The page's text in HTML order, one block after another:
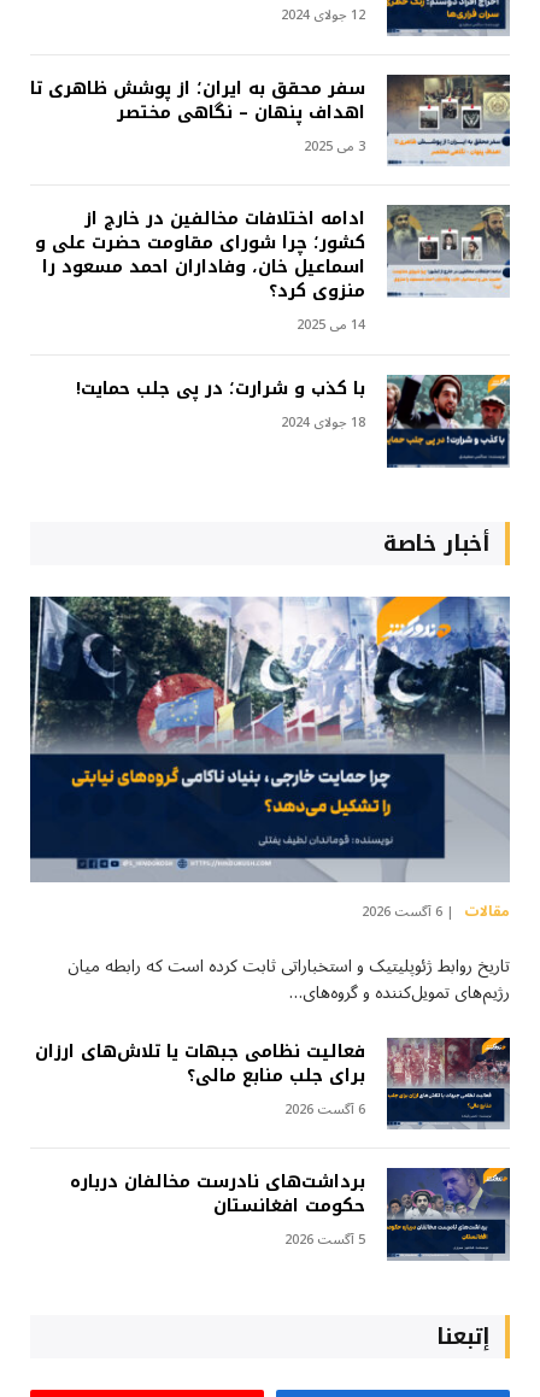
12 جولای 2024
سفر محقق به ایران؛ از پوشش ظاهری تا
اهداف پنهان – نگاهی مختصر
3 می 2025
ادامه اختلافات مخالفین در خارج از
کشور؛ چرا شورای مقاومت حضرت علی و
اسماعیل خان، وفاداران احمد مسعود را
منزوی کرد؟
14 می 2025
با کذب و شرارت؛ در پی جلب حمایت!
18 جولای 2024
أخبار خاصة
مقالات 6 آگست 2026
تاریخ روابط ژئوپلیتیک و استخباراتی ثابت کرده است که رابطه میان
رژیم‌های تمویل‌کننده و گروه‌های…
فعالیت نظامی جبهات یا تلاش‌های ارزان
برای جلب منابع مالی؟
6 آگست 2026
برداشت‌های نادرست مخالفان درباره
حکومت افغانستان
5 آگست 2026
إتبعنا